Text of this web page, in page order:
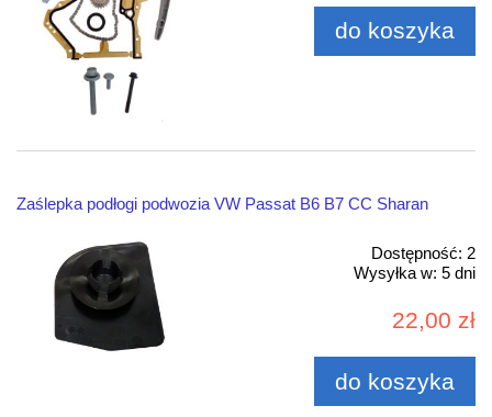
do koszyka
Zaślepka podłogi podwozia VW Passat B6 B7 CC Sharan
Dostępność: 2
Wysyłka w: 5 dni
22,00 zł
do koszyka